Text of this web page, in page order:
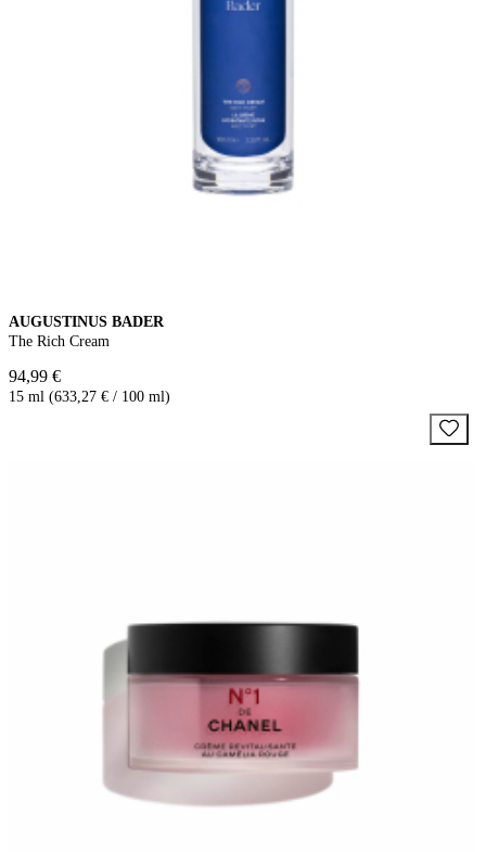
AUGUSTINUS BADER
The Rich Cream
94,99 €
15 ml (633,27 € / 100 ml)